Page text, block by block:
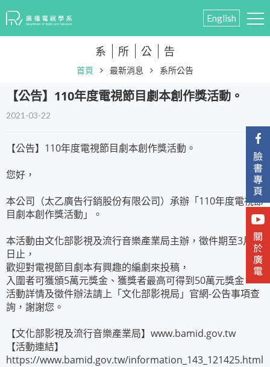
English
系 所 公 告
首頁 最新消息 系所公告
​【公告】110年度電視節目劇本創作獎活動。
2021-03-22
【公告】110年度電視節目劇本創作獎活動。
您好，
本公司（太乙廣告行銷股份有限公司）承辦「110年度電視節
目劇本創作獎活動」。
本活動由文化部影視及流行音樂產業局主辦，徵件期至3月26
日止，
歡迎對電視節目劇本有興趣的編劇來投稿，
入圍者可獲頒5萬元獎金、獲獎者最高可得到50萬元獎金。
活動詳情及徵件辦法請上「文化部影視局」官網-公告事項查
詢，謝謝您。
【文化部影視及流行音樂產業局】www.bamid.gov.tw
【活動連結】
https://www.bamid.gov.tw/information_143_121425.html